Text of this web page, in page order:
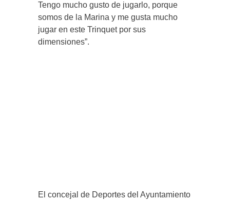
Tengo mucho gusto de jugarlo, porque
somos de la Marina y me gusta mucho
jugar en este Trinquet por sus
dimensiones”.
El concejal de Deportes del Ayuntamiento